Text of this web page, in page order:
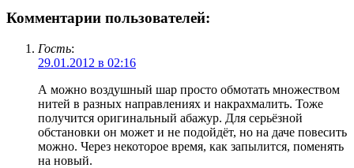
Комментарии пользователей:
Гость:
29.01.2012 в 02:16
А можно воздушный шар просто обмотать множеством
нитей в разных направлениях и накрахмалить. Тоже
получится оригинальный абажур. Для серьёзной
обстановки он может и не подойдёт, но на даче повесить
можно. Через некоторое время, как запылится, поменять
на новый.